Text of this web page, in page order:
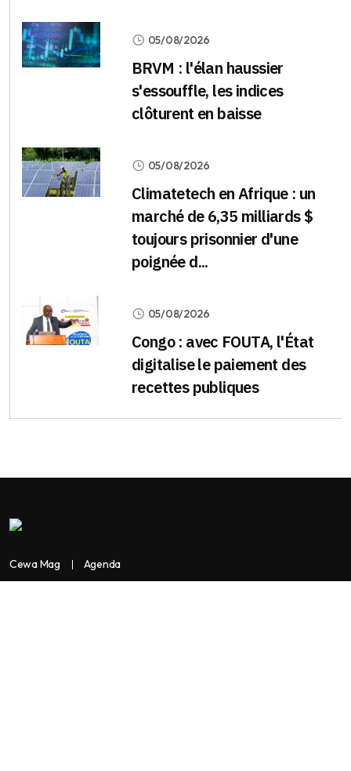
05/08/2026
BRVM : l'élan haussier
s'essouffle, les indices
clôturent en baisse
05/08/2026
Climatetech en Afrique : un
marché de 6,35 milliards $
toujours prisonnier d'une
poignée d...
05/08/2026
Congo : avec FOUTA, l'État
digitalise le paiement des
recettes publiques
Cewa Mag Agenda